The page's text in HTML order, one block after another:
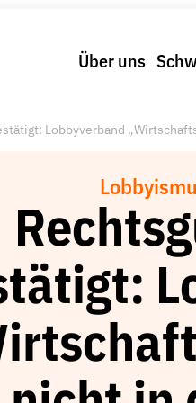
Über uns
Lobbyverband